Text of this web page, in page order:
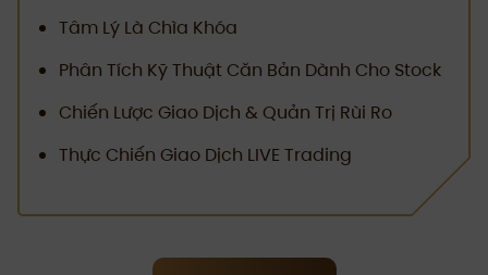
Tâm Lý Là Chìa Khóa
Phân Tích Kỹ Thuật Căn Bản Dành Cho Stock
Chiến Lược Giao Dịch & Quản Trị Rùi Ro
Thực Chiến Giao Dịch LIVE Trading